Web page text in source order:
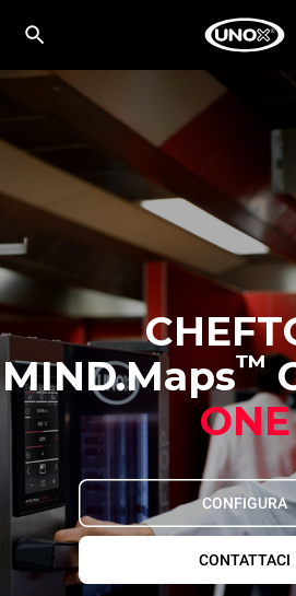
MIND.Maps™
ONE
CONFIGURA
CONTATTACI